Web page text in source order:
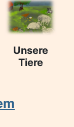
Unsere
Tiere